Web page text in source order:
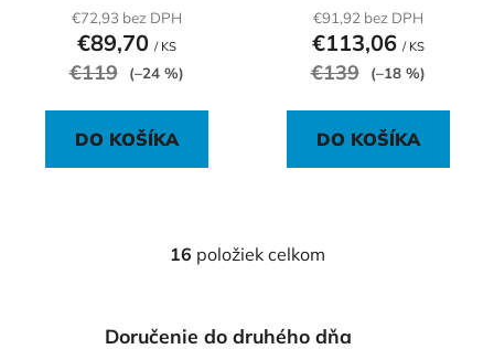
€72,93 bez DPH
€89,70 / KS
€119 (–24 %)
DO KOŠÍKA
€91,92 bez DPH
€113,06 / KS
€139 (–18 %)
DO KOŠÍKA
O
á
16 položiek celkom
Doručenie do druhého dňa